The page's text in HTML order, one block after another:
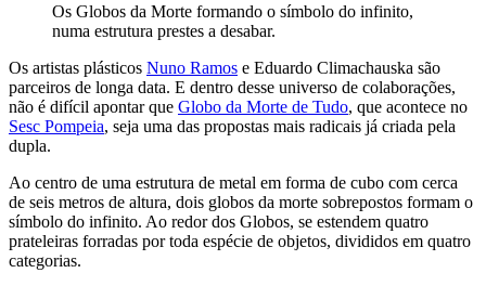
Os Globos da Morte formando o símbolo do infinito,
numa estrutura prestes a desabar.
Os artistas plásticos Nuno Ramos e Eduardo Climachauska são
parceiros de longa data. E dentro desse universo de colaborações,
não é difícil apontar que Globo da Morte de Tudo, que acontece no
Sesc Pompeia, seja uma das propostas mais radicais já criada pela
dupla.
Ao centro de uma estrutura de metal em forma de cubo com cerca
de seis metros de altura, dois globos da morte sobrepostos formam o
símbolo do infinito. Ao redor dos Globos, se estendem quatro
prateleiras forradas por toda espécie de objetos, divididos em quatro
categorias.